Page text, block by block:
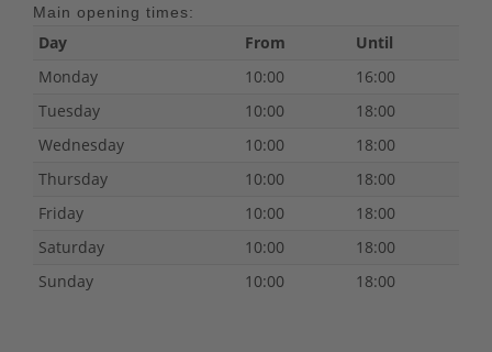
Main opening times:
Day From
Until
Monday
10:00
16:00
Tuesday
10:00
18:00
Wednesday
10:00
18:00
Thursday
10:00
18:00
Friday
10:00
18:00
Saturday
10:00
18:00
Sunday
10:00 18:00